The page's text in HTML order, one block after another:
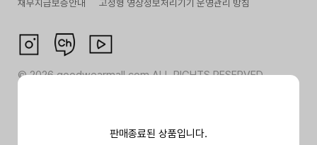
판매종료된 상품입니다.
채무지급보증안내
고정형 영상정보처리기기 운영관리 방침
©2026goodwearmall.com ALL RIGHTS RESERVED